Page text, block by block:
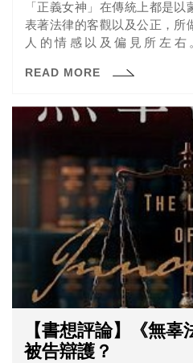
「正義女神」在傳統上都是
表著法律的客觀以及公正，所
人的情感以及偏見所左
「盲目」，如果過度乎法律的
READ MORE
【書想評論】《無
被告辯護？